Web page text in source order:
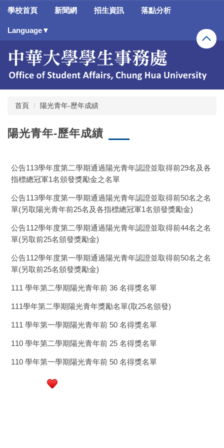
跳
主
容
區
學校首頁 新聞網 招生資訊 落點分析
Language▼
首頁 陽光青年-歷年成績
陽光青年-歷年成績
公告113學年度第二學期通過陽光青年認證並取得前29名及各
指標總冠軍1名頒發獎勵金之名單
公告113學年度第一學期通過陽光青年認證並取得前50名之名
單(另取陽光青年前25名及各指標總冠軍1名頒發獎勵金)
公告112學年度第二學期通過陽光青年認證並取得前44名之名
單(另取前25名頒發獎勵金)
公告112學年度第一學期通過陽光青年認證並取得前50名之名
單(另取前25名頒發獎勵金)
111 學年第二學期陽光青年前 36 名得獎名單
111學年第二學期陽光青年獎勵名單(取25名頒發)
111 學年第一學期陽光青年前 50 名得獎名單
110 學年第二學期陽光青年前 25 名得獎名單
110 學年第一學期陽光青年前 50 名得獎名單